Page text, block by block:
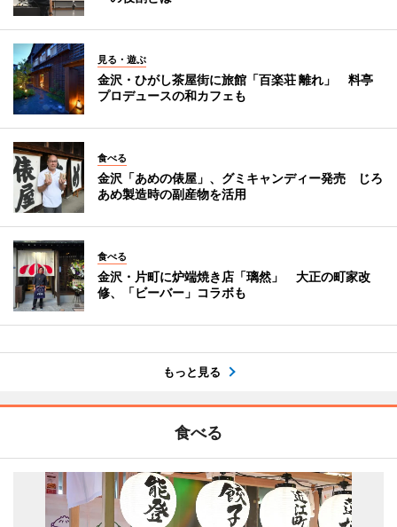
見る・遊ぶ
金沢・ひがし茶屋街に旅館「百楽荘 離れ」 料亭
プロデュースの和カフェも
食べる
金沢「あめの俵屋」、グミキャンディー発売 じろ
あめ製造時の副産物を活用
食べる
金沢・片町に炉端焼き店「璃然」 大正の町家改
修、「ビーバー」コラボも
もっと見る
食べる